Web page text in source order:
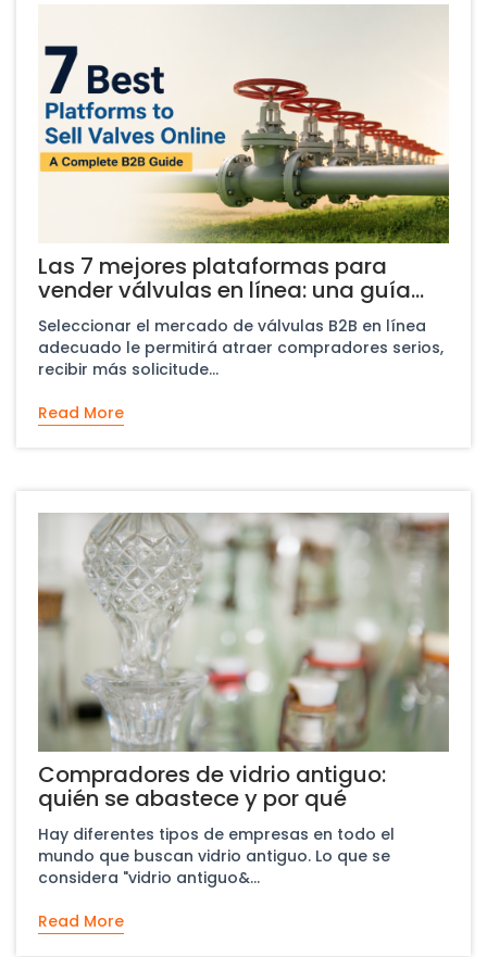
Las 7 mejores plataformas para
vender válvulas en línea: una guía
B2B completa
​Seleccionar el mercado de válvulas B2B en línea
adecuado le permitirá atraer compradores serios,
recibir más solicitude...
Read More
Compradores de vidrio antiguo:
quién se abastece y por qué
Hay diferentes tipos de empresas en todo el
mundo que buscan vidrio antiguo. Lo que se
considera "vidrio antiguo&...
Read More